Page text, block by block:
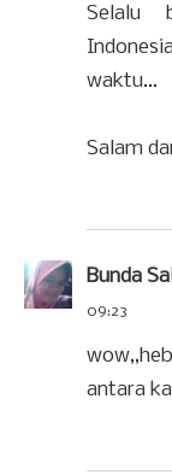
Selalu
waktu...
Salam
Bunda
09:23
antara